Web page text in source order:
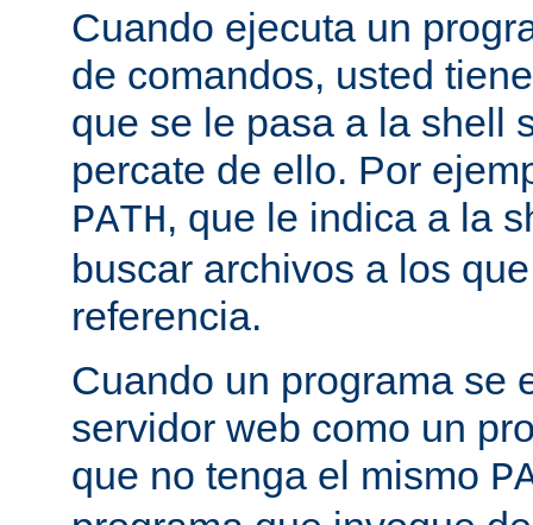
Cuando ejecuta un
de comandos, usted
que se le pasa a la shell
percate de ello. Por
PATH, que le indica a la
buscar archivos a los
referencia.
Cuando un programa se
servidor web como un
que no tenga el mismo